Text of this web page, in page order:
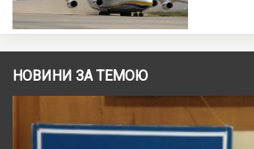
НОВИНИ ЗА ТЕМОЮ